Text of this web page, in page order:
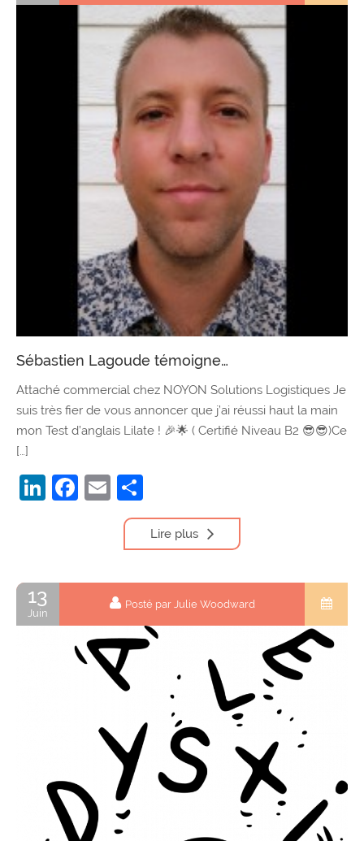
Sébastien Lagoude témoigne…
Attaché commercial chez NOYON Solutions Logistiques Je
suis très fier de vous annoncer que j’ai réussi haut la main
mon Test d’anglais Lilate ! 🎉🌟 ( Certifié Niveau B2 😎😎)Ce
[…]
LinkedIn
Facebook
Email
Lire plus
13
Juin
Posté par Julie Woodward